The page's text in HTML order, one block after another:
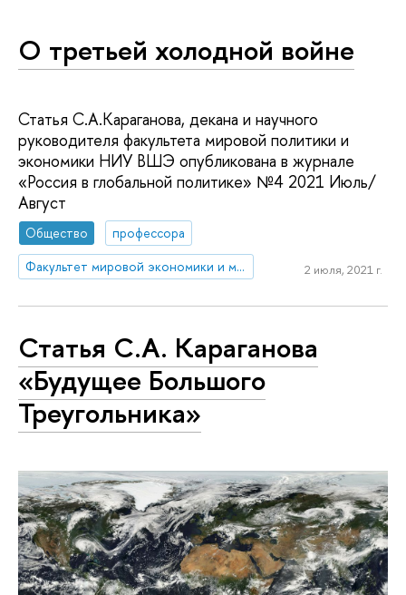
О третьей холодной войне
Статья С.А.Караганова, декана и научного
руководителя факультета мировой политики и
экономики НИУ ВШЭ опубликована в журнале
«Россия в глобальной политике» №4 2021 Июль/
Август
Общество
профессора
Факультет мировой экономики и мировой политики
2 июля, 2021 г.
Статья С.А. Караганова
«Будущее Большого
Треугольника»